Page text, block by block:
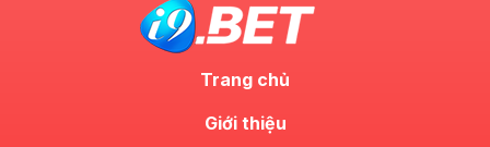
Trang chủ
Giới thiệu